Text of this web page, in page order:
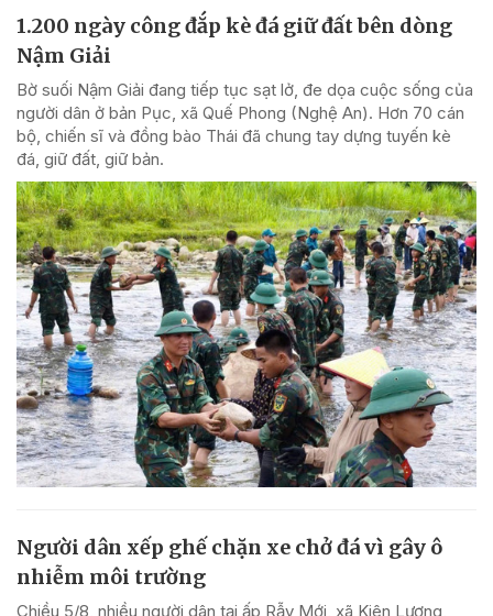
1.200 ngày công đắp kè đá giữ đất bên dòng
Nậm Giải
Bờ suối Nậm Giải đang tiếp tục sạt lở, đe dọa cuộc sống của
người dân ở bản Pục, xã Quế Phong (Nghệ An). Hơn 70 cán
bộ, chiến sĩ và đồng bào Thái đã chung tay dựng tuyến kè
đá, giữ đất, giữ bản.
Người dân xếp ghế chặn xe chở đá vì gây ô
nhiễm môi trường
Chiều 5/8, nhiều người dân tại ấp Rẫy Mới, xã Kiên Lương,